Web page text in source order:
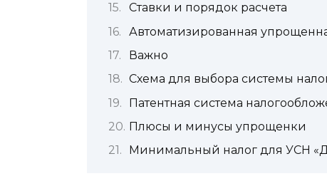
Ставки и порядок расчета
Автоматизированная
Важно
Схема для выбора системы
Патентная система
Плюсы и минусы упрощенки
Минимальный налог для УСН